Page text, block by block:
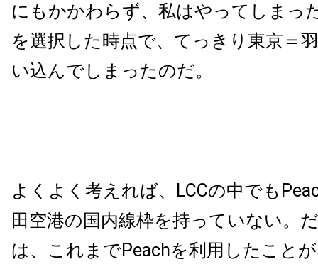
にもかかわらず、私はやってしまっ
を選択した時点で、てっきり東京＝
い込んでしまったのだ。
よくよく考えれば、LCCの中でも
田空港の国内線枠を持っていない。
は、これまでPeachを利用したこと